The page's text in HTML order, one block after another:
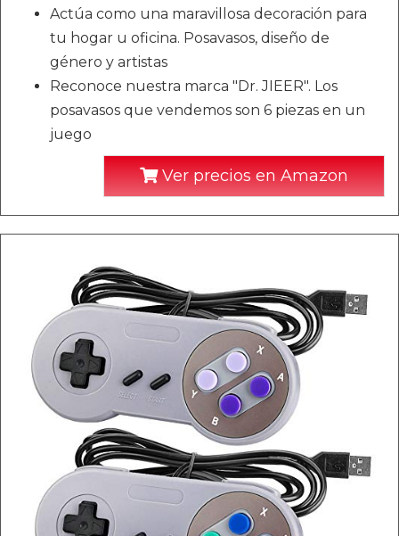
Actúa como una maravillosa decoración para
tu hogar u oficina. Posavasos, diseño de
género y artistas
Reconoce nuestra marca "Dr. JIEER". Los
posavasos que vendemos son 6 piezas en un
juego
Ver precios en Amazon